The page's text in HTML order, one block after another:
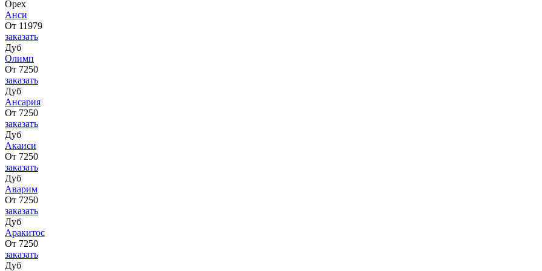
Орех
Анси
От 11979
заказать
Дуб
Олимп
От 7250
заказать
Дуб
Ансария
От 7250
заказать
Дуб
Акаиси
От 7250
заказать
Дуб
Аварим
От 7250
заказать
Дуб
Аракитос
От 7250
заказать
Дуб